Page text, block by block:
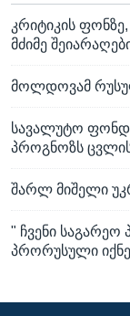
კრიტიკის
მძიმე
მოლდოვამ
სავალუტო
პროგნოზს
შარლ მიშელი
" ჩვენი
პრორუსული